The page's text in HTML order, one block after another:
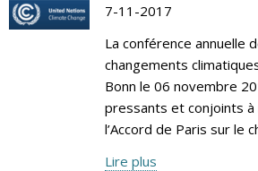
7-11-2017
La conférence annuelle
changements
Bonn le 06 novembre
pressants et conjoints à
l’Accord de Paris sur le
Lire plus